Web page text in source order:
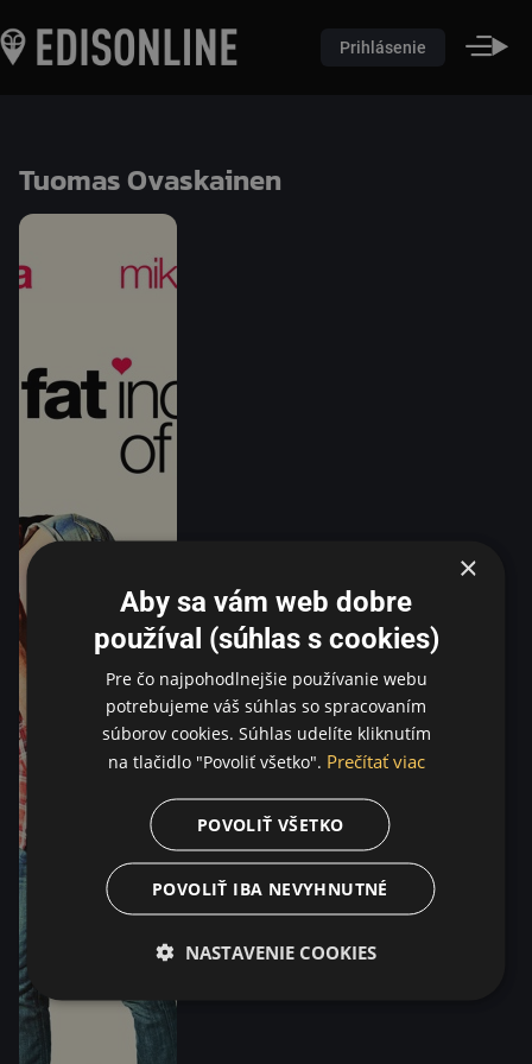
Prihlásenie
Tuomas Ovaskainen
×
Aby sa vám web dobre
používal (súhlas s cookies)
Pre čo najpohodlnejšie používanie webu
potrebujeme váš súhlas so spracovaním
súborov cookies. Súhlas udelíte kliknutím
na tlačidlo "Povoliť všetko". Prečítať viac
POVOLIŤ VŠETKO
POVOLIŤ IBA NEVYHNUTNÉ
NASTAVENIE COOKIES